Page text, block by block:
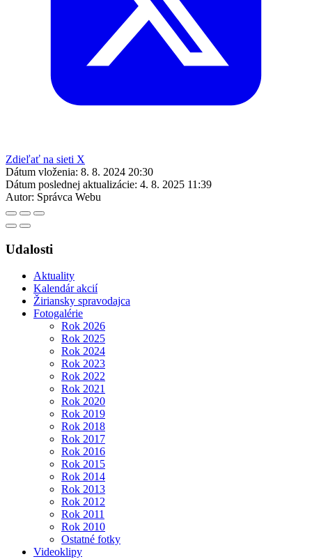
Zdieľať na sieti X
Dátum vloženia: 8. 8. 2024 20:30
Dátum poslednej aktualizácie: 4. 8. 2025 11:39
Autor: Správca Webu
Udalosti
Aktuality
Kalendár akcií
Žiriansky spravodajca
Fotogalérie
Rok 2026
Rok 2025
Rok 2024
Rok 2023
Rok 2022
Rok 2021
Rok 2020
Rok 2019
Rok 2018
Rok 2017
Rok 2016
Rok 2015
Rok 2014
Rok 2013
Rok 2012
Rok 2011
Rok 2010
Ostatné fotky
Videoklipy